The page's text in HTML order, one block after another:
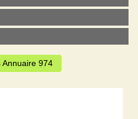
Annuaire 974